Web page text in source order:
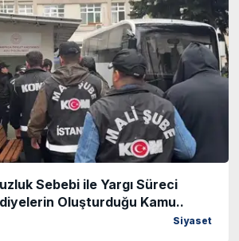
Sebebi ile Yargı Süreci
Oluşturduğu Kamu..
Siyaset